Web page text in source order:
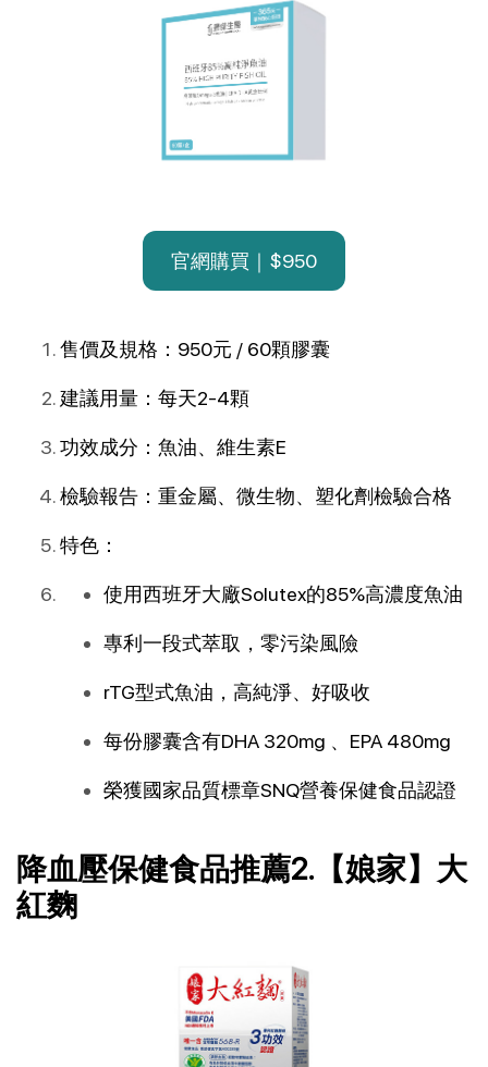
官網購買｜$950
售價及規格：950元 / 60顆膠囊
建議用量：每天2-4顆
功效成分：魚油、維生素E
檢驗報告：重金屬、微生物、塑化劑檢驗合格
特色：
使用西班牙大廠Solutex的85%高濃度魚油
專利一段式萃取，零污染風險
rTG型式魚油，高純淨、好吸收
每份膠囊含有DHA 320mg 、EPA 480mg
榮獲國家品質標章SNQ營養保健食品認證
降血壓保健食品推薦2.【娘家】大
紅麴